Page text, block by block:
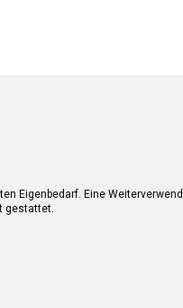
Eigenbedarf. Eine
gestattet.